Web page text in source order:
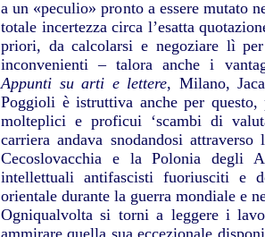
a un «peculio» pronto a essere mutato
totale incertezza circa l’esatta
priori, da calcolarsi e negoziare lì
inconvenienti – talora anche i
Appunti su arti e lettere, Milano,
Poggioli è istruttiva anche per
molteplici e proficui ‘scambi di
carriera andava snodandosi
Cecoslovacchia e la Polonia degli
intellettuali antifascisti fuoriusciti e
orientale durante la guerra mondiale e
Ogniqualvolta si torni a leggere i
ammirare quella sua eccezionale